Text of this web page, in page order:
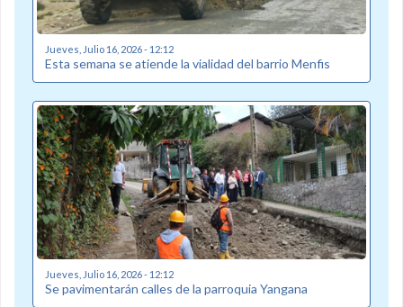
Jueves, Julio 16, 2026 - 12:12
Esta semana se atiende la vialidad del barrio Menfis
Jueves, Julio 16, 2026 - 12:12
Se pavimentarán calles de la parroquia Yangana